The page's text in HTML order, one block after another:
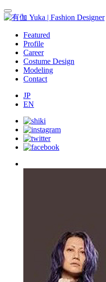
Featured
Profile
Career
Costume Design
Modeling
Contact
JP
EN